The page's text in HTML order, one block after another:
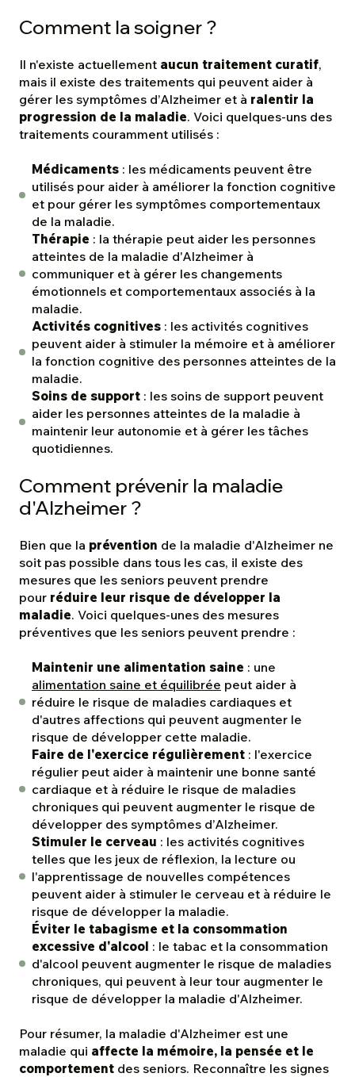
Comment la soigner ?
Il n'existe actuellement aucun traitement curatif,
mais il existe des traitements qui peuvent aider à
gérer les symptômes d’Alzheimer et à ralentir la
progression de la maladie. Voici quelques-uns des
traitements couramment utilisés :
Médicaments : les médicaments peuvent être
utilisés pour aider à améliorer la fonction cognitive
et pour gérer les symptômes comportementaux
de la maladie.
Thérapie : la thérapie peut aider les personnes
atteintes de la maladie d'Alzheimer à
communiquer et à gérer les changements
émotionnels et comportementaux associés à la
maladie.
Activités cognitives : les activités cognitives
peuvent aider à stimuler la mémoire et à améliorer
la fonction cognitive des personnes atteintes de la
maladie.
Soins de support : les soins de support peuvent
aider les personnes atteintes de la maladie à
maintenir leur autonomie et à gérer les tâches
quotidiennes.
Comment prévenir la maladie
d'Alzheimer ?
Bien que la prévention de la maladie d'Alzheimer ne
soit pas possible dans tous les cas, il existe des
mesures que les seniors peuvent prendre
pour réduire leur risque de développer la
maladie. Voici quelques-unes des mesures
préventives que les seniors peuvent prendre :
Maintenir une alimentation saine : une
alimentation saine et équilibrée peut aider à
réduire le risque de maladies cardiaques et
d'autres affections qui peuvent augmenter le
risque de développer cette maladie.
Faire de l'exercice régulièrement : l'exercice
régulier peut aider à maintenir une bonne santé
cardiaque et à réduire le risque de maladies
chroniques qui peuvent augmenter le risque de
développer des symptômes d’Alzheimer.
Stimuler le cerveau : les activités cognitives
telles que les jeux de réflexion, la lecture ou
l'apprentissage de nouvelles compétences
peuvent aider à stimuler le cerveau et à réduire le
risque de développer la maladie.
Éviter le tabagisme et la consommation
excessive d'alcool : le tabac et la consommation
d'alcool peuvent augmenter le risque de maladies
chroniques, qui peuvent à leur tour augmenter le
risque de développer la maladie d'Alzheimer.
Pour résumer, la maladie d'Alzheimer est une
maladie qui affecte la mémoire, la pensée et le
comportement des seniors. Reconnaître les signes